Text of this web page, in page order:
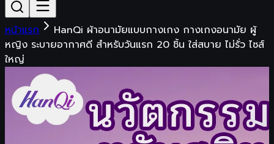
หน้าแรก
HanQi ผ้าอนามัยแบบกางเกง กางเกงอนามัย ผู้
หญิง ระบายอากาศดี สำหรับวันแรก 20 ชิ้น ใส่สบาย ไม่รั่ว ไซส์
ใหญ่